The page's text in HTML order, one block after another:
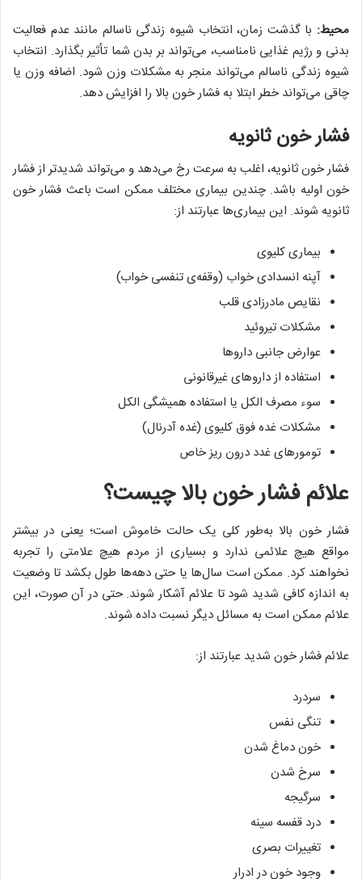
محیط: با گذشت زمان، انتخاب شیوه زندگی ناسالم مانند عدم فعالیت
بدنی و رژیم غذایی نامناسب، می‌تواند بر بدن شما تأثیر بگذارد. انتخاب
شیوه زندگی ناسالم می‌تواند منجر به مشکلات وزن شود. اضافه وزن یا
چاقی می‌تواند خطر ابتلا به فشار خون بالا را افزایش دهد.
فشار خون ثانویه
فشار خون ثانویه، اغلب به سرعت رخ می‌دهد و می‌تواند شدیدتر از فشار
خون اولیه باشد. چندین بیماری مختلف ممکن است باعث فشار خون
ثانویه شوند. این بیماری‌ها عبارتند از:
بیماری کلیوی
آپنه انسدادی خواب (وقفه‌ی تنفسی خواب)
نقایص مادرزادی قلب
مشکلات تیروئید
عوارض جانبی داروها
استفاده از داروهای غیرقانونی
سوء مصرف الکل یا استفاده همیشگی الکل
مشکلات غده فوق کلیوی (غده آدرنال)
تومورهای غدد درون ریز خاص
علائم فشار خون بالا چیست؟
فشار خون بالا به‌طور کلی یک حالت خاموش است؛ یعنی در بیشتر
مواقع هیچ علائمی ندارد و بسیاری از مردم هیچ علامتی را تجربه
نخواهند کرد. ممکن است سال‌ها یا حتی دهه‌ها طول بکشد تا وضعیت
به اندازه کافی شدید شود تا علائم آشکار شوند. حتی در آن صورت، این
علائم ممکن است به مسائل دیگر نسبت داده شوند.
علائم فشار خون شدید عبارتند از:
سردرد
تنگی نفس
خون دماغ شدن
سرخ شدن
سرگیجه
درد قفسه سینه
تغییرات بصری
وجود خون در ادرار